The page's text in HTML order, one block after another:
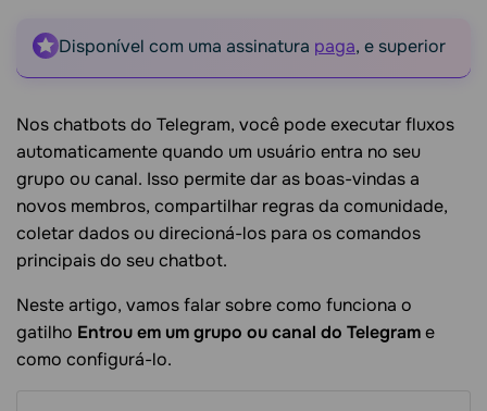
Disponível com uma assinatura paga, e superior
Nos chatbots do Telegram, você pode executar fluxos
automaticamente quando um usuário entra no seu
grupo ou canal. Isso permite dar as boas-vindas a
novos membros, compartilhar regras da comunidade,
coletar dados ou direcioná-los para os comandos
principais do seu chatbot.
Neste artigo, vamos falar sobre como funciona o
gatilho Entrou em um grupo ou canal do Telegrame
como configurá-lo.